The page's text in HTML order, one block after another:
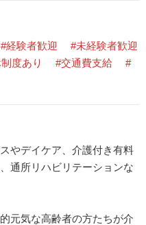
#経験者歓迎
#未経験者歓迎
度あり #交通費支給
#
やデイケア、介護付き有料
通所リハビリテーションな
元気な高齢者の方たちが介